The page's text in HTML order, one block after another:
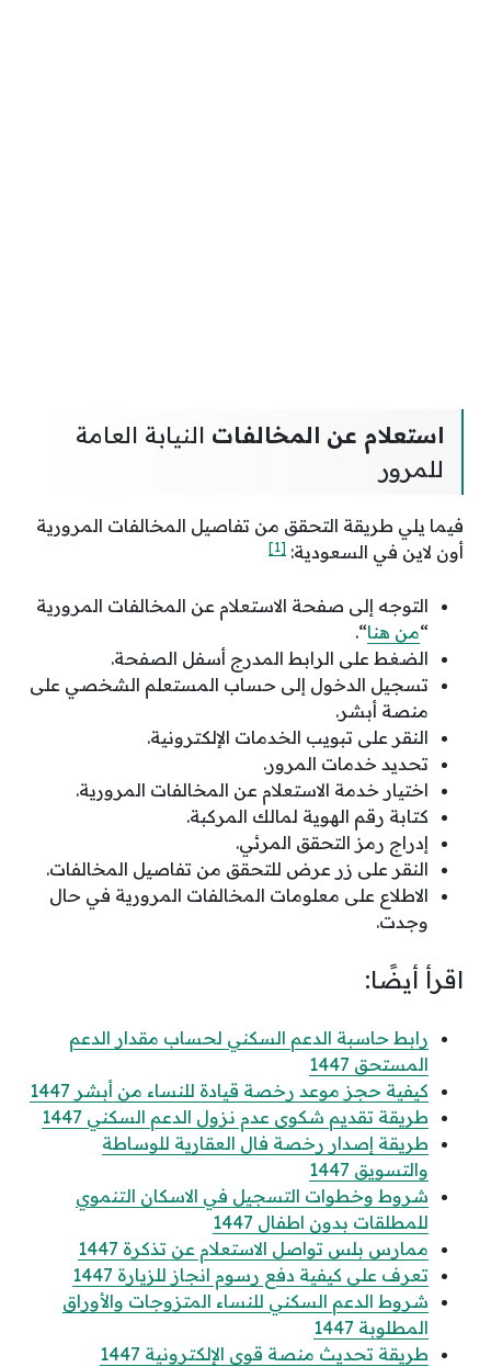
استعلام عن المخالفات النيابة العامة
للمرور
فيما يلي طريقة التحقق من تفاصيل المخالفات المرورية
أون لاين في السعودية: [1]
التوجه إلى صفحة الاستعلام عن المخالفات المرورية
“من هنا“.
الضغط على الرابط المدرج أسفل الصفحة.
تسجيل الدخول إلى حساب المستعلم الشخصي على
منصة أبشر.
النقر على تبويب الخدمات الإلكترونية.
تحديد خدمات المرور.
اختيار خدمة الاستعلام عن المخالفات المرورية.
كتابة رقم الهوية لمالك المركبة.
إدراج رمز التحقق المرئي.
النقر على زر عرض للتحقق من تفاصيل المخالفات.
الاطلاع على معلومات المخالفات المرورية في حال
وجدت.
اقرأ أيضًا:
رابط حاسبة الدعم السكني لحساب مقدار الدعم
المستحق 1447
كيفية حجز موعد رخصة قيادة للنساء من أبشر 1447
طريقة تقديم شكوى عدم نزول الدعم السكني 1447
طريقة إصدار رخصة فال العقارية للوساطة
والتسويق 1447
شروط وخطوات التسجيل في الاسكان التنموي
للمطلقات بدون اطفال 1447
ممارس بلس تواصل الاستعلام عن تذكرة 1447
تعرف على كيفية دفع رسوم انجاز للزيارة 1447
شروط الدعم السكني للنساء المتزوجات والأوراق
المطلوبة 1447
طريقة تحديث منصة قوى الإلكترونية 1447